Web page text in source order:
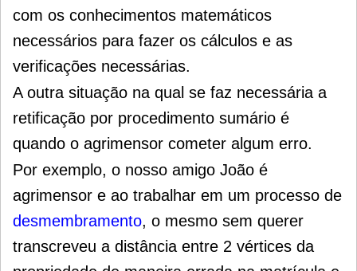
com os conhecimentos matemáticos
necessários para fazer os cálculos e as
verificações necessárias.
A outra situação na qual se faz necessária a
retificação por procedimento sumário é
quando o agrimensor cometer algum erro.
Por exemplo, o nosso amigo João é
agrimensor e ao trabalhar em um processo de
desmembramento, o mesmo sem querer
transcreveu a distância entre 2 vértices da